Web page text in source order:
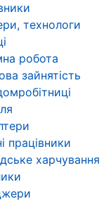
технологи
робота
зайнятість
працівники
харчування